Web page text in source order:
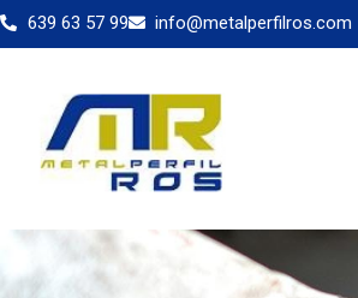
639 63 57 99 info@metalperfilros.com